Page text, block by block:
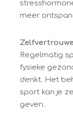
meer
Regelmatig
fysieke
denkt. Het
sport kan je
geven.